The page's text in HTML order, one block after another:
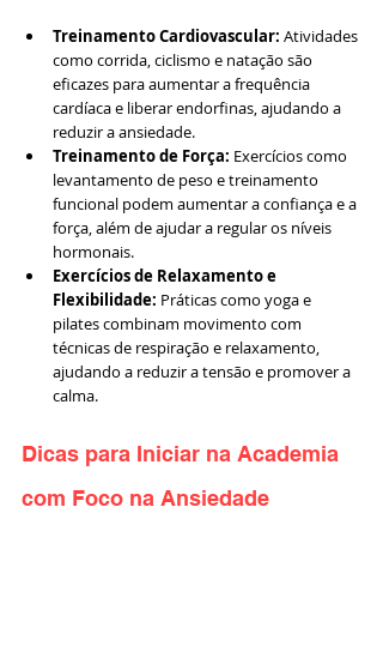
Treinamento Cardiovascular: Atividades
como corrida, ciclismo e natação são
eficazes para aumentar a frequência
cardíaca e liberar endorfinas, ajudando a
reduzir a ansiedade.
Treinamento de Força: Exercícios como
levantamento de peso e treinamento
funcional podem aumentar a confiança e a
força, além de ajudar a regular os níveis
hormonais.
Exercícios de Relaxamento e
Flexibilidade: Práticas como yoga e
pilates combinam movimento com
técnicas de respiração e relaxamento,
ajudando a reduzir a tensão e promover a
calma.
Dicas para Iniciar na Academia
com Foco na Ansiedade